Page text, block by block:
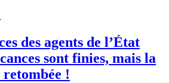
des agents de l’État
sont finies, mais la
retombée !